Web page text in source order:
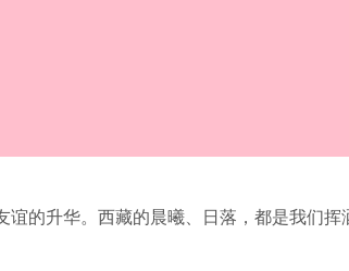
的升华。西藏的晨曦、日落，都是我们